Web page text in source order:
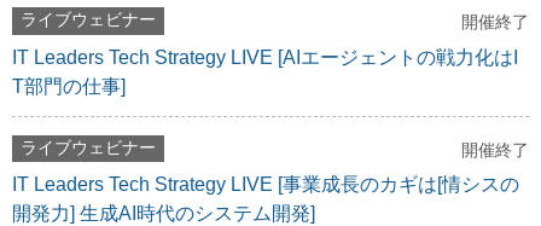
ライブウェビナー 開催終了
IT Leaders Tech Strategy LIVE [AIエージェントの戦力化はI
T部門の仕事]
ライブウェビナー 開催終了
IT Leaders Tech Strategy LIVE [事業成長のカギは[情シスの
開発力] 生成AI時代のシステム開発]